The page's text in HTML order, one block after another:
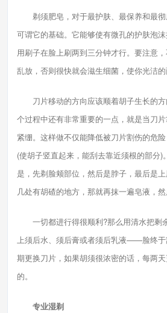
剃须肥皂，对于最护肤、最保养和最彻
可谓它的基础。它能够使有微孔的护肤泡
用刷子在脸上刷两到三分钟才行。要注意
乱放，否则很快就会滋生细菌，使你光洁的
刀片移动的方向应该顺着胡子生长的方
个过程中还有非常重要的一点，就是当刀
紧绷。这样做不仅能降低被刀片割伤的危
(使胡子竖直起来，能刮去靠近须根的部分)
是，先剃脸颊部位，然后是脖子，最后是
几处有胡碴的地方，那就再抹一遍皂液，然
一切都进行得很顺利?那么用清水把剩
上须后水、须后膏或者须后乳液——脸终于
期更换刀片，如果胡须很浓密的话，每两
的。
专业湿剃